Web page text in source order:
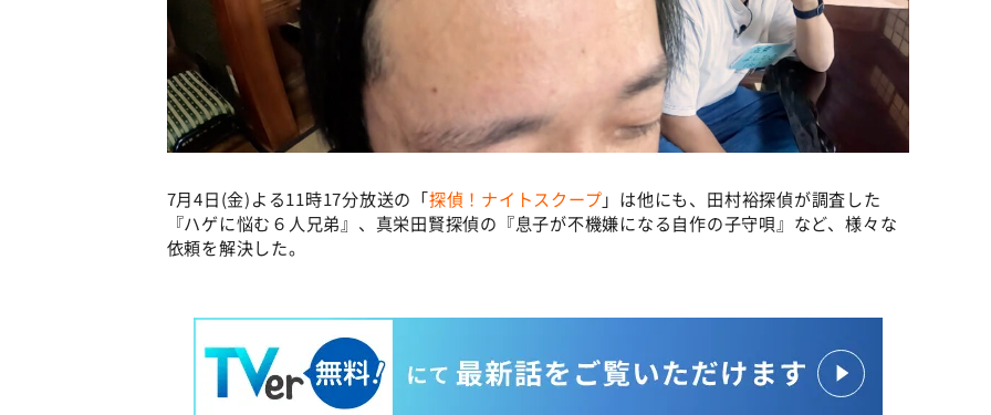
7月4日(金)よる11時17分放送の「探偵！ナイトスクープ」は他にも、田村裕探偵が調査した
『ハゲに悩む６人兄弟』、真栄田賢探偵の『息子が不機嫌になる自作の子守唄』など、様々な
依頼を解決した。